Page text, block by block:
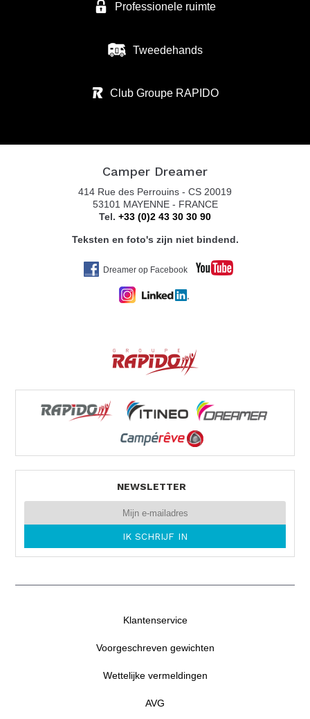
Professionele ruimte
Tweedehands
Club Groupe RAPIDO
Camper Dreamer
414 Rue des Perrouins - CS 20019
53101 MAYENNE - FRANCE
Tel. +33 (0)2 43 30 30 90
Teksten en foto's zijn niet bindend.
Dreamer op Facebook
NEWSLETTER
Klantenservice
Voorgeschreven gewichten
Wettelijke vermeldingen
AVG